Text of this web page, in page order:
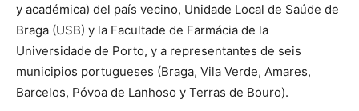
y académica) del país vecino, Unidade Local de Saúde de
Braga (USB) y la Facultade de Farmácia de la
Universidade de Porto, y a representantes de seis
municipios portugueses (Braga, Vila Verde, Amares,
Barcelos, Póvoa de Lanhoso y Terras de Bouro).